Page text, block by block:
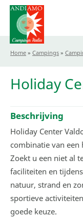
Home » Campings »
Holiday
Beschrijving
Holiday Center
combinatie van
Zoekt u een niet al
faciliteiten en
natuur, strand en
sportieve
goede keuze.